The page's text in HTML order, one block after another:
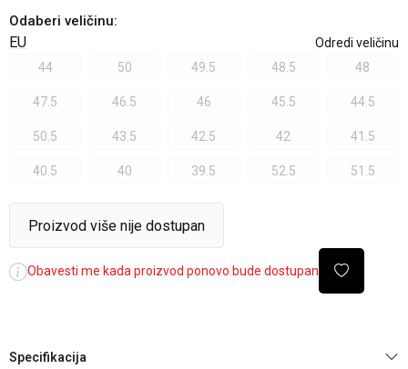
Odaberi veličinu:
EU
Odredi veličinu
44
50 49.5 48.5 48
47.5 46.5 46 45.5 44.5
50.5 43.5 42.5 42 41.5
40.5 40 39.5 52.5 51.5
Proizvod više nije dostupan
Obavesti me kada proizvod ponovo bude dostupan
Specifikacija